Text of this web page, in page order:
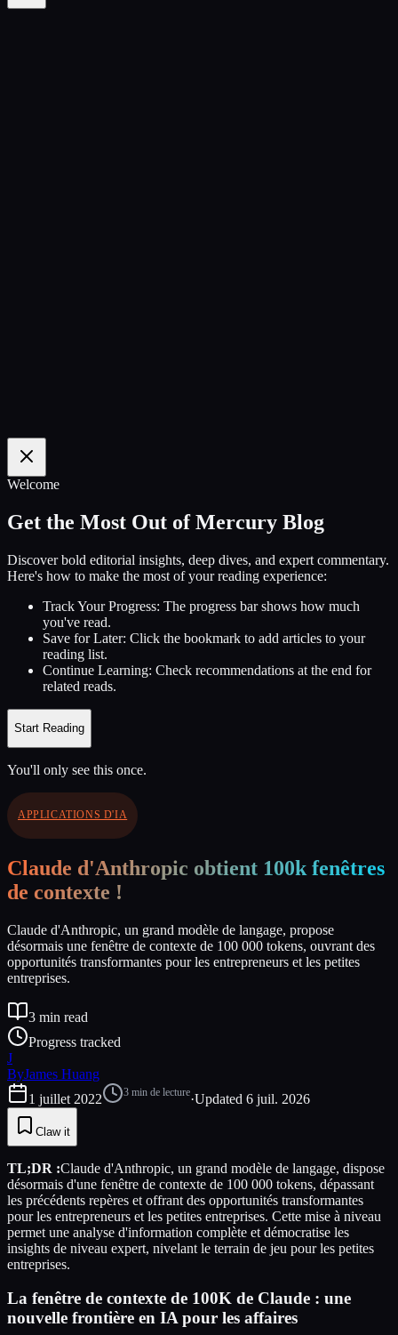
100 %
Welcome
Get the Most Out of Mercury Blog
Discover bold editorial insights, deep dives, and expert commentary.
Here's how to make the most of your reading experience:
Track Your Progress: The progress bar shows how much
you've read.
Save for Later: Click the bookmark to add articles to your
reading list.
Continue Learning: Check recommendations at the end for
related reads.
Start Reading
You'll only see this once.
APPLICATIONS D'IA
Claude d'Anthropic obtient 100k fenêtres
de contexte !
Claude d'Anthropic, un grand modèle de langage, propose
désormais une fenêtre de contexte de 100 000 tokens, ouvrant des
opportunités transformantes pour les entrepreneurs et les petites
entreprises.
3 min read
Progress tracked
J
ByJames Huang
1 juillet 2022
3 min de lecture·Updated 6 juil. 2026
Claw it
TL;DR :Claude d'Anthropic, un grand modèle de langage, dispose
désormais d'une fenêtre de contexte de 100 000 tokens, dépassant
les précédents repères et offrant des opportunités transformantes
pour les entrepreneurs et les petites entreprises. Cette mise à niveau
permet une analyse d'information complète et démocratise les
insights de niveau expert, nivelant le terrain de jeu pour les petites
entreprises.
La fenêtre de contexte de 100K de Claude : une
nouvelle frontière en IA pour les affaires